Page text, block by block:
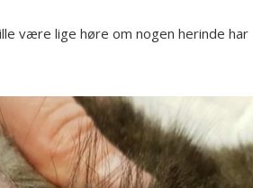
være lige høre om nogen herinde har